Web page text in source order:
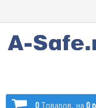
0 Tоваров, на 0